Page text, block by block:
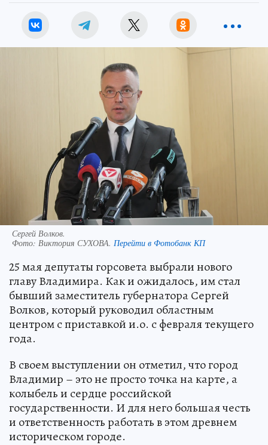
Сергей Волков.
Фото: Виктория СУХОВА. Перейти в Фотобанк КП
25 мая депутаты горсовета выбрали нового
главу Владимира. Как и ожидалось, им стал
бывший заместитель губернатора Сергей
Волков, который руководил областным
центром с приставкой и.о. с февраля текущего
года.
В своем выступлении он отметил, что город
Владимир – это не просто точка на карте, а
колыбель и сердце российской
государственности. И для него большая честь
и ответственность работать в этом древнем
историческом городе.